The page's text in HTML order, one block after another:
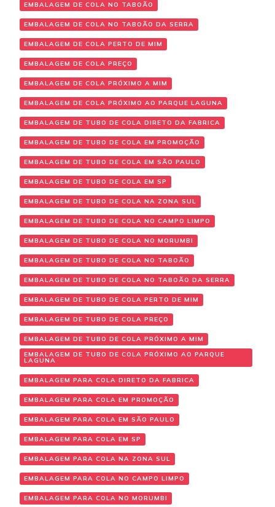
EMBALAGEM DE COLA NO TABOÃO
EMBALAGEM DE COLA NO TABOÃO DA SERRA
EMBALAGEM DE COLA PERTO DE MIM
EMBALAGEM DE COLA PREÇO
EMBALAGEM DE COLA PRÓXIMO A MIM
EMBALAGEM DE COLA PRÓXIMO AO PARQUE LAGUNA
EMBALAGEM DE TUBO DE COLA DIRETO DA FABRICA
EMBALAGEM DE TUBO DE COLA EM PROMOÇÃO
EMBALAGEM DE TUBO DE COLA EM SÃO PAULO
EMBALAGEM DE TUBO DE COLA EM SP
EMBALAGEM DE TUBO DE COLA NA ZONA SUL
EMBALAGEM DE TUBO DE COLA NO CAMPO LIMPO
EMBALAGEM DE TUBO DE COLA NO MORUMBI
EMBALAGEM DE TUBO DE COLA NO TABOÃO
EMBALAGEM DE TUBO DE COLA NO TABOÃO DA SERRA
EMBALAGEM DE TUBO DE COLA PERTO DE MIM
EMBALAGEM DE TUBO DE COLA PREÇO
EMBALAGEM DE TUBO DE COLA PRÓXIMO A MIM
EMBALAGEM DE TUBO DE COLA PRÓXIMO AO PARQUE
LAGUNA
EMBALAGEM PARA COLA DIRETO DA FABRICA
EMBALAGEM PARA COLA EM PROMOÇÃO
EMBALAGEM PARA COLA EM SÃO PAULO
EMBALAGEM PARA COLA EM SP
EMBALAGEM PARA COLA NA ZONA SUL
EMBALAGEM PARA COLA NO CAMPO LIMPO
EMBALAGEM PARA COLA NO MORUMBI